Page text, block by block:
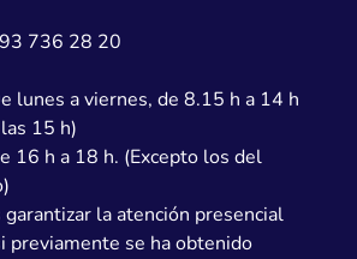
736 28 20
lunes a viernes, de 8.15 h a 14 h
15 h)
16 h a 18 h. (Excepto los del
la atención presencial
previamente se ha obtenido